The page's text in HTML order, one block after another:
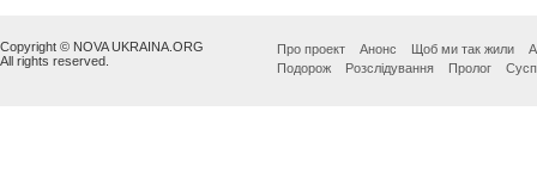
Copyright © NOVA UKRAINA.ORG
All rights reserved.
Про проект Анонс Щоб ми так жили
Подорож
Розслідування Пролог